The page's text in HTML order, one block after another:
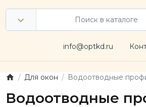
info@optkd.ru
Для окон Водоотводные
Водоотводные